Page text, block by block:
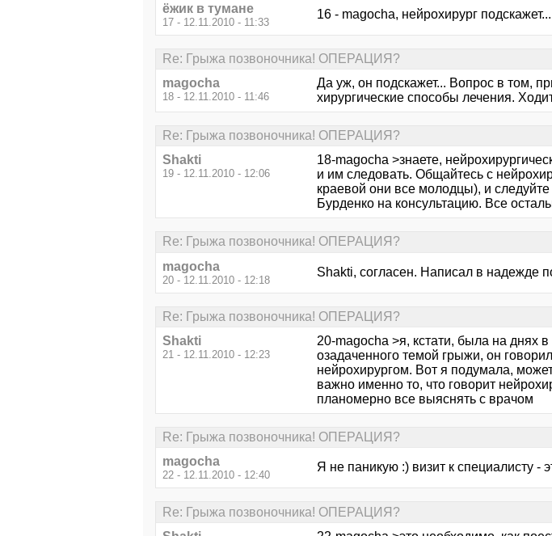
ёжик в тумане
17 - 12.11.2010 - 11:33
16 - magocha, нейрохирург подскажет...
Re: Грыжа позвоночника! ОПЕРАЦИЯ?
magocha
18 - 12.11.2010 - 11:46
Да уж, он подскажет... Вопрос в том,
хирургические способы лечения.
Re: Грыжа позвоночника! ОПЕРАЦИЯ?
Shakti
19 - 12.11.2010 - 12:06
18-magocha >знаете,
и им следовать. Общайтесь с
краевой они все молодцы), и
Бурденко на консультацию. Все
Re: Грыжа позвоночника! ОПЕРАЦИЯ?
magocha
20 - 12.11.2010 - 12:18
Shakti, согласен. Написал в надежде
Re: Грыжа позвоночника! ОПЕРАЦИЯ?
Shakti
21 - 12.11.2010 - 12:23
20-magocha >я, кстати, была на днях
озадаченного темой грыжи, он
нейрохирургом. Вот я подумала,
важно именно то, что говорит
планомерно все выяснять с врачом
Re: Грыжа позвоночника! ОПЕРАЦИЯ?
magocha
22 - 12.11.2010 - 12:40
Я не паникую :) визит к специалисту -
Re: Грыжа позвоночника! ОПЕРАЦИЯ?